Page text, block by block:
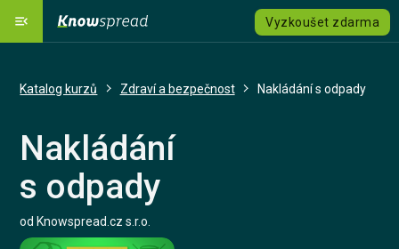
menu_open Vyzkoušet zdarma
local_grocery_store Katalog kurzů
savings Ceník
language Jazyk
Katalog kurzů Zdraví a bezpečnost Nakládání s odpady
Nakládání
s odpady
od Knowspread.cz s.r.o.